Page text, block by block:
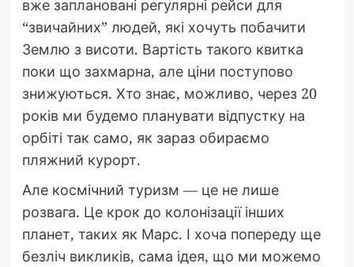
вже заплановані регулярні рейси для
“звичайних” людей, які хочуть побачити
Землю з висоти. Вартість такого квитка
поки що захмарна, але ціни поступово
знижуються. Хто знає, можливо, через 20
років ми будемо планувати відпустку на
орбіті так само, як зараз обираємо
пляжний курорт.
Але космічний туризм — це не лише
розвага. Це крок до колонізації інших
планет, таких як Марс. І хоча попереду ще
безліч викликів, сама ідея, що ми можемо